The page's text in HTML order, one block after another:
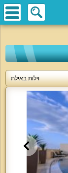
וילות באילת